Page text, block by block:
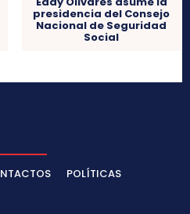
presidencia del Consejo
Nacional de Seguridad
Social
POLÍTICAS